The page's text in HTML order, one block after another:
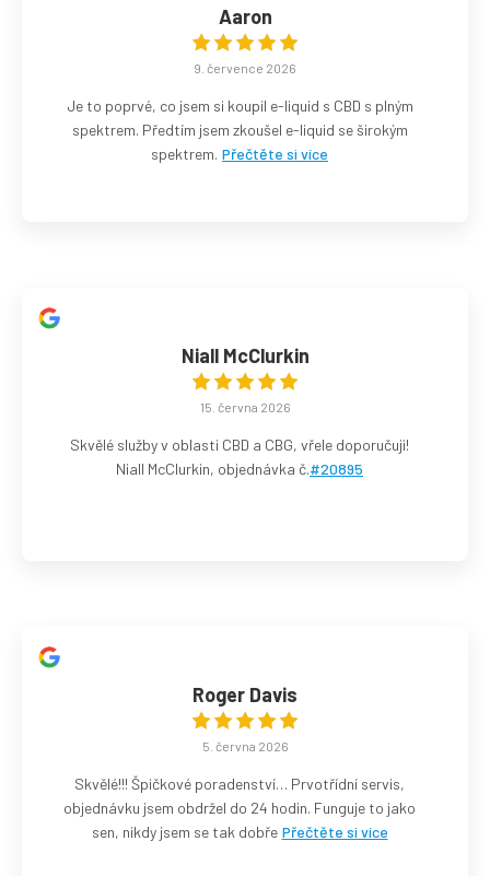
Aaron
9. července 2026
Je to poprvé, co jsem si koupil e-liquid s CBD s plným
spektrem. Předtím jsem zkoušel e-liquid se širokým
spektrem. Přečtěte si více
Niall McClurkin
15. června 2026
Skvělé služby v oblasti CBD a CBG, vřele doporučuji!
Niall McClurkin, objednávka č.#20895
Roger Davis
5. června 2026
Skvělé!!! Špičkové poradenství… Prvotřídní servis,
objednávku jsem obdržel do 24 hodin. Funguje to jako
sen, nikdy jsem se tak dobře Přečtěte si více